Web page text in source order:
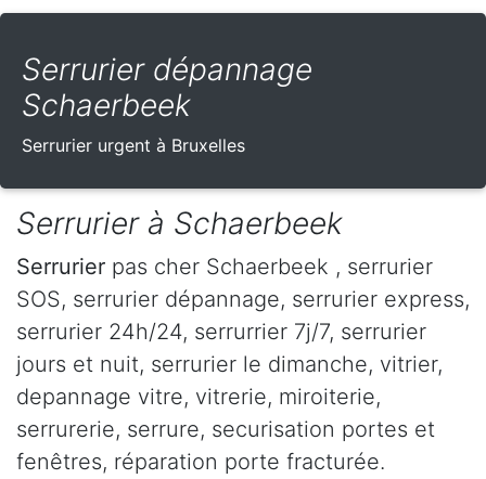
Serrurier dépannage
Schaerbeek
Serrurier urgent à Bruxelles
Serrurier à Schaerbeek
Serrurier pas cher Schaerbeek , serrurier
SOS, serrurier dépannage, serrurier express,
serrurier 24h/24, serrurrier 7j/7, serrurier
jours et nuit, serrurier le dimanche, vitrier,
depannage vitre, vitrerie, miroiterie,
serrurerie, serrure, securisation portes et
fenêtres, réparation porte fracturée.